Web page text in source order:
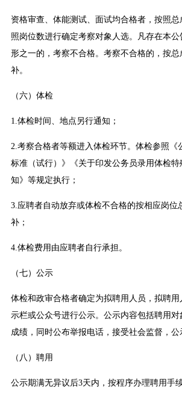
资格审查、体能测试、面试均合格者，按照
照岗位数进行确定考察对象人选。凡存在本
形之一的，考察不合格。考察不合格的，按
补。
（六）体检
1.体检时间、地点另行通知；
2.考察合格者等额进入体检环节。体检参照《
标准（试行）》《关于印发公务员录用体检特
知》等规定执行；
3.应聘者自动放弃或体检不合格的按相应岗位
补；
4.体检费用由应聘者自行承担。
（七）公示
体检和政审合格者确定为拟聘用人员，拟聘
示栏或公众号进行公示。公示内容包括聘用
成绩，同时公布举报电话，接受社会监督，公
（八）聘用
公示期满无异议后3天内，按程序办理聘用手